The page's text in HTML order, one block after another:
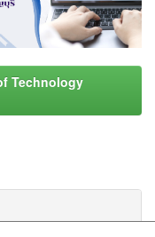
Technology